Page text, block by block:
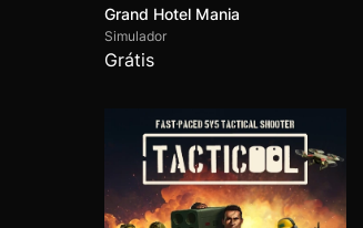
Grand Hotel Mania
Simulador
Grátis